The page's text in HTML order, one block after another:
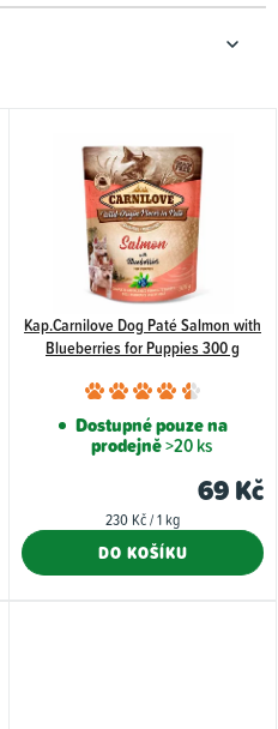
Kap.Carnilove Dog Paté Salmon with
Blueberries for Puppies 300 g
je
4,5
z
Dostupné pouze na
prodejně>20 ks
69 Kč
Měrná
230 Kč / 1 kg
DO KOŠÍKU